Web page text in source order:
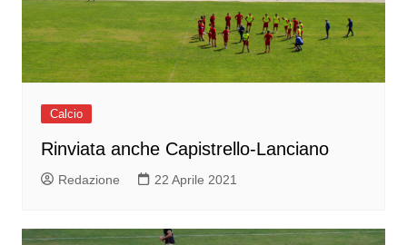
Calcio
Rinviata anche Capistrello-Lanciano
Redazione 22 Aprile 2021